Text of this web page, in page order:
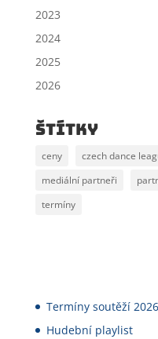
2023
2024
2025
2026
štítky
ceny czech dance
mediální partneři
termíny
Termíny soutěží 2026
Hudební playlist